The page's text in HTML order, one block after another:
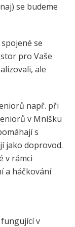
se budeme
se
pro Vaše
ale
např. při
v Mníšku
s
jako doprovod.
v rámci
a háčkování
v